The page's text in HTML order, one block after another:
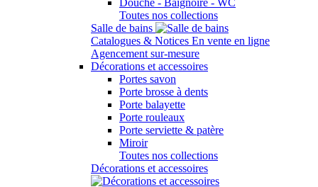
Douche - Baignoire - WC
Toutes nos collections
Salle de bains
Catalogues & Notices En vente en ligne
Agencement sur-mesure
Décorations et accessoires
Portes savon
Porte brosse à dents
Porte balayette
Porte rouleaux
Porte serviette & patère
Miroir
Toutes nos collections
Décorations et accessoires